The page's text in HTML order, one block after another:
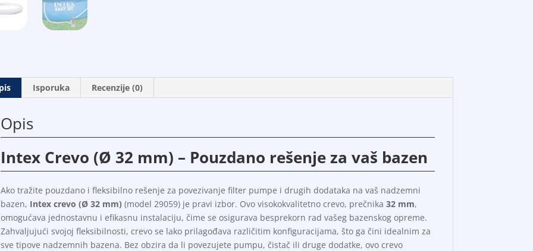
Isporuka Recenzije (0)
Opis
Intex Crevo (Ø 32 mm) – Pouzdano rešenje za vaš bazen
Ako tražite pouzdano i fleksibilno rešenje za povezivanje filter pumpe i drugih dodataka na vaš nadzemni
bazen, Intex crevo (Ø 32 mm) (model 29059) je pravi izbor. Ovo visokokvalitetno crevo, prečnika 32 mm,
omogućava jednostavnu i efikasnu instalaciju, čime se osigurava besprekorn rad vašeg bazenskog opreme.
Zahvaljujući svojoj fleksibilnosti, crevo se lako prilagođava različitim konfiguracijama, što ga čini idealnim za
sve tipove nadzemnih bazena. Bez obzira da li povezujete pumpu, čistač ili druge dodatke, ovo crevo